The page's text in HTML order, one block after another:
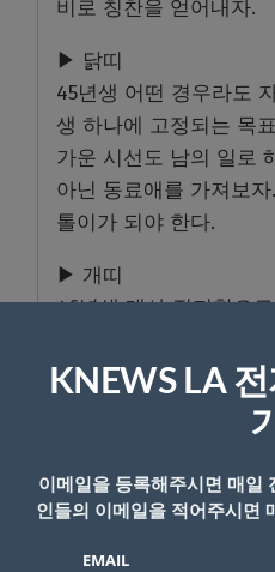
비로 칭찬을 얻어내자.
▶ 닭띠
45년생 어떤 경우라도
생 하나에 고정되는 목
가운 시선도 남의 일로
아닌 동료애를 가져보
톨이가 되야 한다.
▶ 개띠
46년생 매사 진지함으
버려야 할 것에 미련은
대처 곤혹을 치러야 한
재감 으뜸이 되어보자.
▶ 돼지띠
47년생 뜻밖의 반가운
진지했던 노력이 외면
KNEWS LA
기
이메일을 등록해주시면 매일
인들의 이메일을 적어주시면
EMAIL